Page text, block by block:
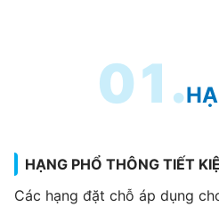
01.
HẠNG PHỔ THÔNG TIẾT
Các hạng đặt chỗ áp dụng